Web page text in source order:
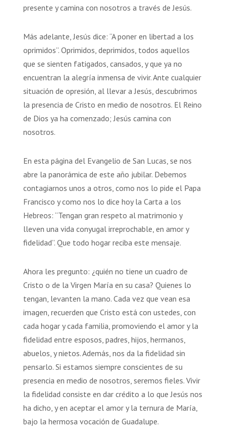
presente y camina con nosotros a través de Jesús.
Más adelante, Jesús dice: “A poner en libertad a los
oprimidos”. Oprimidos, deprimidos, todos aquellos
que se sienten fatigados, cansados, y que ya no
encuentran la alegría inmensa de vivir. Ante cualquier
situación de opresión, al llevar a Jesús, descubrimos
la presencia de Cristo en medio de nosotros. El Reino
de Dios ya ha comenzado; Jesús camina con
nosotros.
En esta página del Evangelio de San Lucas, se nos
abre la panorámica de este año jubilar. Debemos
contagiarnos unos a otros, como nos lo pide el Papa
Francisco y como nos lo dice hoy la Carta a los
Hebreos: “Tengan gran respeto al matrimonio y
lleven una vida conyugal irreprochable, en amor y
fidelidad”. Que todo hogar reciba este mensaje.
Ahora les pregunto: ¿quién no tiene un cuadro de
Cristo o de la Virgen María en su casa? Quienes lo
tengan, levanten la mano. Cada vez que vean esa
imagen, recuerden que Cristo está con ustedes, con
cada hogar y cada familia, promoviendo el amor y la
fidelidad entre esposos, padres, hijos, hermanos,
abuelos, y nietos. Además, nos da la fidelidad sin
pensarlo. Si estamos siempre conscientes de su
presencia en medio de nosotros, seremos fieles. Vivir
la fidelidad consiste en dar crédito a lo que Jesús nos
ha dicho, y en aceptar el amor y la ternura de María,
bajo la hermosa vocación de Guadalupe.